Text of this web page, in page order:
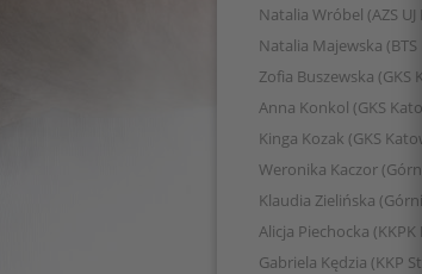
Natalia Wróbel (AZS
Natalia Majewska
Zofia Buszewska (GKS
Anna Konkol (GKS
Kinga Kozak (GKS
Weronika Kaczor
Klaudia Zielińska
Alicja Piechocka (KKPK
Gabriela Kędzia (KKP